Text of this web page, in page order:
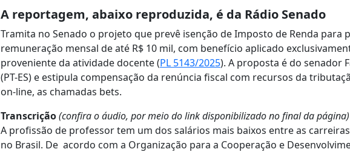
A reportagem, abaixo reproduzida, é da Rádio Senado
Tramita no Senado o projeto que prevê isenção de Imposto de Renda para
remuneração mensal de até R$ 10 mil, com benefício aplicado
proveniente da atividade docente (PL 5143/2025). A proposta é do senador
(PT-ES) e estipula compensação da renúncia fiscal com recursos da
on-line, as chamadas bets.
Transcrição(confira o áudio, por meio do link disponibilizado no final da página)
A profissão de professor tem um dos salários mais baixos entre as
no Brasil. De acordo com a Organização para a Cooperação e